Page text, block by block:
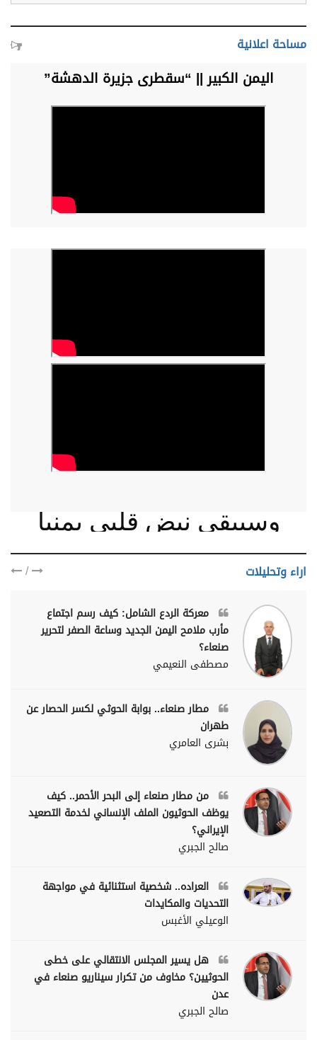
مساحة اعلانية
اليمن الكبير || “سقطرى جزيرة الدهشة”
وسيبقى نبض قلبي يمنيا
اراء وتحليلات /
معركة الردع الشامل: كيف رسم اجتماع
مأرب ملامح اليمن الجديد وساعة الصفر لتحرير
صنعاء؟
مصطفى النعيمي
مطار صنعاء.. بوابة الحوثي لكسر الحصار عن
طهران
بشرى العامري
من مطار صنعاء إلى البحر الأحمر.. كيف
يوظف الحوثيون الملف الإنساني لخدمة التصعيد
الإيراني؟
صالح الجبري
العراده.. شخصية استثنائية في مواجهة
التحديات والمكايدات
الوعيلي الأغبس
هل يسير المجلس الانتقالي على خطى
الحوثيين؟ مخاوف من تكرار سيناريو صنعاء في
عدن
صالح الجبري